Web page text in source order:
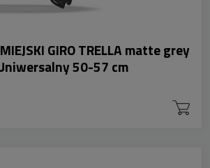
GIRO TRELLA matte grey
50-57 cm